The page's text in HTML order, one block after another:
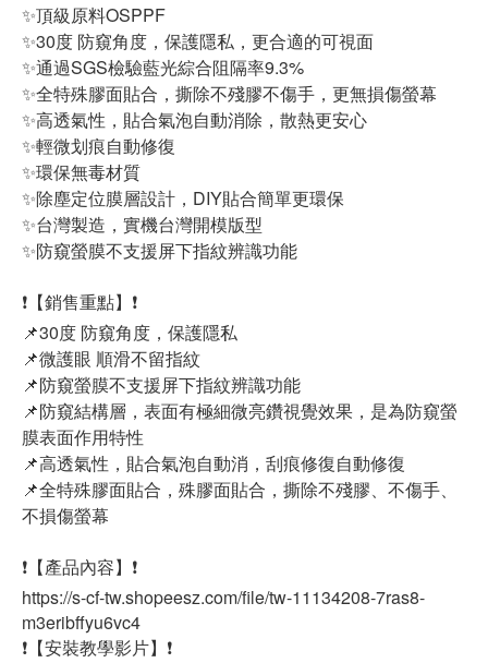
✨頂級原料OSPPF
✨30度 防窺角度，保護隱私，更合適的可視面
✨通過SGS檢驗藍光綜合阻隔率9.3%
✨全特殊膠面貼合，撕除不殘膠不傷手，更無損傷螢幕
✨高透氣性，貼合氣泡自動消除，散熱更安心
✨輕微划痕自動修復
✨環保無毒材質
✨除塵定位膜層設計，DIY貼合簡單更環保
✨台灣製造，實機台灣開模版型
✨防窺螢膜不支援屏下指紋辨識功能
❗【銷售重點】❗
📌30度 防窺角度，保護隱私
📌微護眼 順滑不留指紋
📌防窺螢膜不支援屏下指紋辨識功能
📌防窺結構層，表面有極細微亮鑽視覺效果，是為防窺螢
膜表面作用特性
📌高透氣性，貼合氣泡自動消，刮痕修復自動修復
📌全特殊膠面貼合，殊膠面貼合，撕除不殘膠、不傷手、
不損傷螢幕
❗【產品內容】❗
https://s-cf-tw.shopeesz.com/file/tw-11134208-7ras8-
m3eribffyu6vc4
❗【安裝教學影片】❗